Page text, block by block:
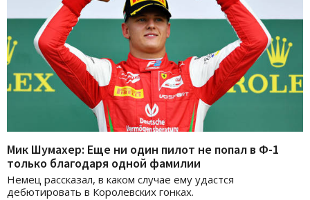
Мик Шумахер: Еще ни один пилот не попал в Ф-1
только благодаря одной фамилии
Немец рассказал, в каком случае ему удастся
дебютировать в Королевских гонках.